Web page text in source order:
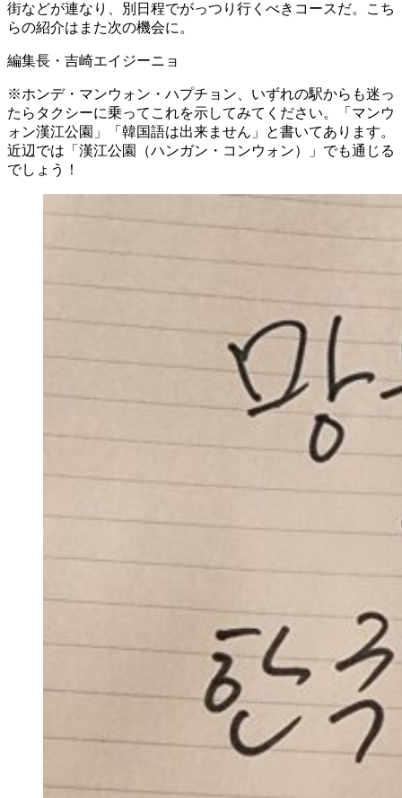
街などが連なり、別日程でがっつり行くべきコースだ。こち
らの紹介はまた次の機会に。
編集長・吉崎エイジーニョ
※ホンデ・マンウォン・ハプチョン、いずれの駅からも迷っ
たらタクシーに乗ってこれを示してみてください。「マンウ
ォン漢江公園」「韓国語は出来ません」と書いてあります。
近辺では「漢江公園（ハンガン・コンウォン）」でも通じる
でしょう！